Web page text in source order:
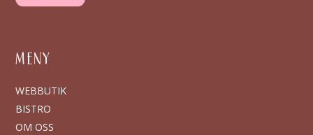
MENY
WEBBUTIK
BISTRO
OM OSS